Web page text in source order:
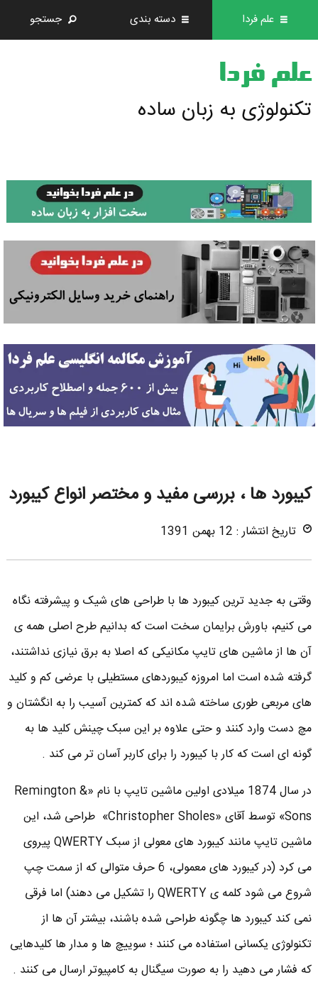
علم فردا دسته بندی جستجو
علم فردا
تکنولوژی به زبان ساده
کیبورد ها ، بررسی مفید و مختصر انواع کیبورد
تاریخ انتشار : 12 بهمن 1391
وقتی به جدید ترین کیبورد ها با طراحی های شیک و پیشرفته نگاه
می کنیم، باورش برایمان سخت است که بدانیم طرح اصلی همه ی
آن ها از ماشین های تایپ مکانیکی که اصلا به برق نیازی نداشتند،
گرفته شده است اما امروزه کیبوردهای مستطیلی با عرضی کم و کلید
های مربعی طوری ساخته شده اند که کمترین آسیب را به انگشتان و
مچ دست وارد کنند و حتی علاوه بر این سبک چینش کلید ها به
گونه ای است که کار با کیبورد را برای کاربر آسان تر می کند .
در سال 1874 میلادی اولین ماشین تایپ با نام «Remington &
Sons» توسط آقای «Christopher Sholes» طراحی شد، این
ماشین تایپ مانند کیبورد های معولی از سبک QWERTY پیروی
می کرد (در کیبورد های معمولی، 6 حرف متوالی که از سمت چپ
شروع می شود کلمه ی QWERTY را تشکیل می دهند) اما فرقی
نمی کند کیبورد ها چگونه طراحی شده باشند، بیشتر آن ها از
تکنولوژی یکسانی استفاده می کنند ؛ سوییچ ها و مدار ها کلیدهایی
که فشار می دهید را به صورت سیگنال به کامپیوتر ارسال می کنند .